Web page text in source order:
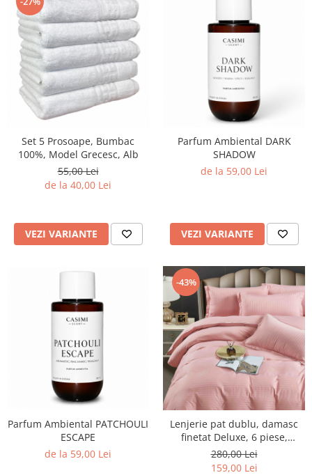
Set 5 Prosoape, Bumbac
100%, Model Grecesc, Alb
55,00 Lei
de la 40,00 Lei
VEZI VARIANTE
Parfum Ambiental DARK
SHADOW
de la 59,00 Lei
VEZI VARIANTE
Parfum Ambiental PATCHOULI
ESCAPE
de la 59,00 Lei
-43%
Lenjerie pat dublu, damasc
finetat Deluxe, 6 piese,
cearceaf pat cu elastic, Roz
Deschis
280,00 Lei
159,00 Lei